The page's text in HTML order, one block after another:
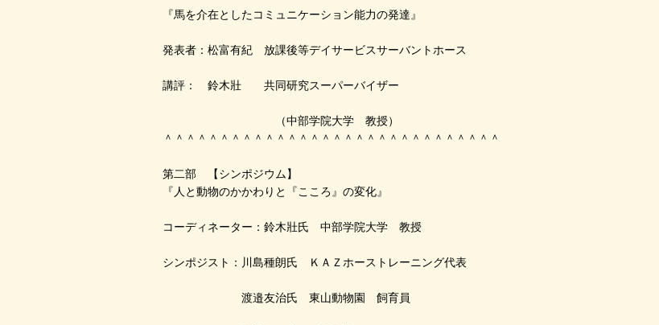
『馬を介在としたコミュニケーション能力の発達』
発表者：松富有紀 放課後等デイサービスサーバントホース
講評： 鈴木壯 共同研究スーパーバイザー
（中部学院大学 教授）
＾＾＾＾＾＾＾＾＾＾＾＾＾＾＾＾＾＾＾＾＾＾＾＾＾＾＾＾＾＾
第二部 【シンポジウム】
『人と動物のかかわりと『こころ』の変化』
コーディネーター：鈴木壯氏 中部学院大学 教授
シンポジスト：川島種朗氏 ＫＡＺホーストレーニング代表
渡邉友治氏 東山動物園 飼育員